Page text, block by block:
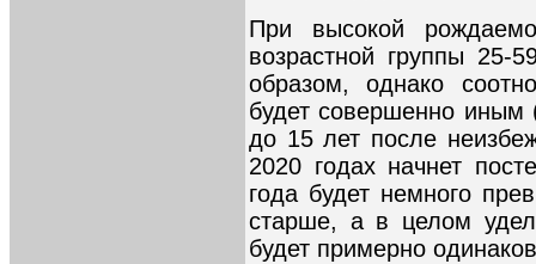
При высокой
возрастной группы 25-
образом, однако
будет совершенно иным
до 15 лет после
2020 годах начнет
года будет немного
старше, а в целом
будет примерно